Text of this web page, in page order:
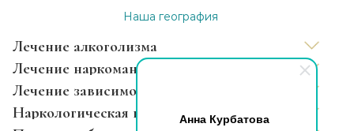
Анна Курбатова
Наша география
Лечение алкоголизма
Вывод из запоя
Капельница от запоя
Капельница от похмелья
Лечение наркомании
Нарколог на дом
Снятие ломки
Лечение зависимости
Лечение зависимости анонимно
Наркологическая помощь